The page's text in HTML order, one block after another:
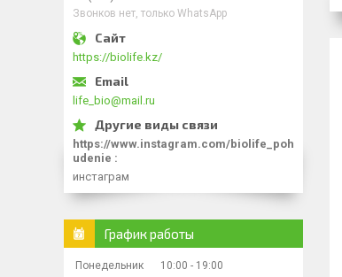
Звонков нет, только WhatsApp
https://biolife.kz/
life_bio@mail.ru
https://www.instagram.com/biolife_poh
udenie
инстаграм
График работы
Понедельник 10:00
19:00